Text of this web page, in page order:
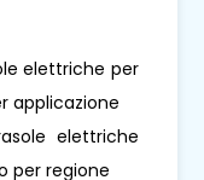
elettriche per
applicazione
elettriche
per regione